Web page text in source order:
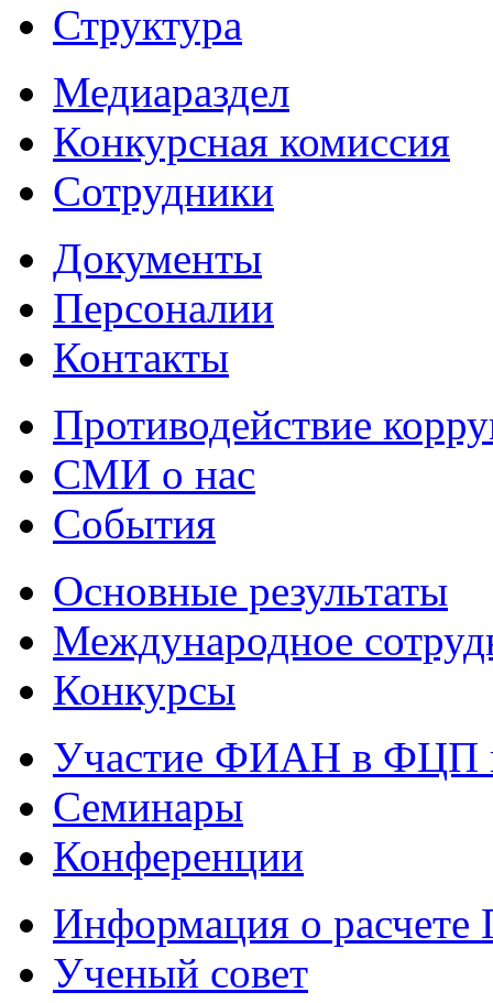
Структура
Медиараздел
Конкурсная комиссия
Сотрудники
Документы
Персоналии
Контакты
Противодействие
СМИ о нас
События
Основные результаты
Международное
Конкурсы
Участие ФИАН в ФЦП
Семинары
Конференции
Информация о
Ученый совет